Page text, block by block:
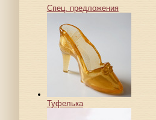
Спец. предложения
Туфелька